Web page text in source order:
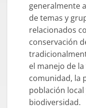
generalmente
de temas y
relacionados
conservación
el manejo de
comunidad, la
población
biodiversidad.